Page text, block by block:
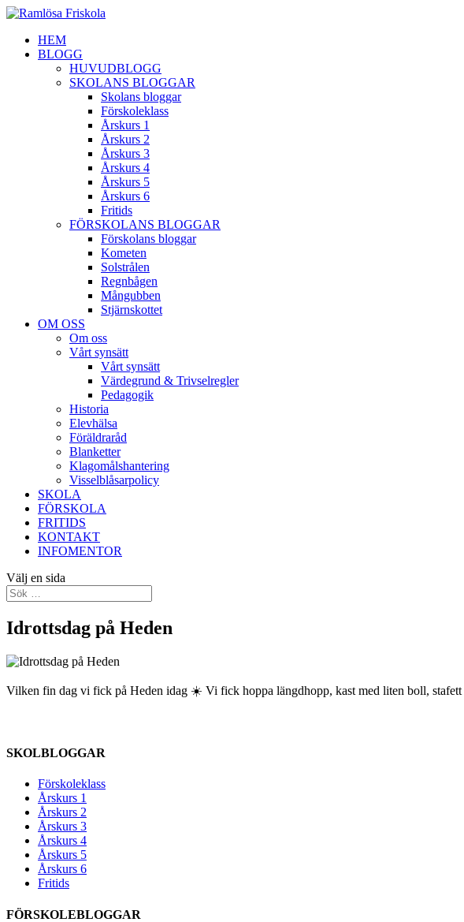
HEM
BLOGG
HUVUDBLOGG
SKOLANS BLOGGAR
Skolans bloggar
Förskoleklass
Årskurs 1
Årskurs 2
Årskurs 3
Årskurs 4
Årskurs 5
Årskurs 6
Fritids
FÖRSKOLANS BLOGGAR
Förskolans bloggar
Kometen
Solstrålen
Regnbågen
Mångubben
Stjärnskottet
OM OSS
Om oss
Vårt synsätt
Vårt synsätt
Värdegrund & Trivselregler
Pedagogik
Historia
Elevhälsa
Föräldraråd
Blanketter
Klagomålshantering
Visselblåsarpolicy
SKOLA
FÖRSKOLA
FRITIDS
KONTAKT
INFOMENTOR
Välj en sida
Idrottsdag på Heden
Vilken fin dag vi fick på Heden idag ☀️ Vi fick hoppa längdhopp, kast med liten boll, stafett
SKOLBLOGGAR
Förskoleklass
Årskurs 1
Årskurs 2
Årskurs 3
Årskurs 4
Årskurs 5
Årskurs 6
Fritids
FÖRSKOLEBLOGGAR